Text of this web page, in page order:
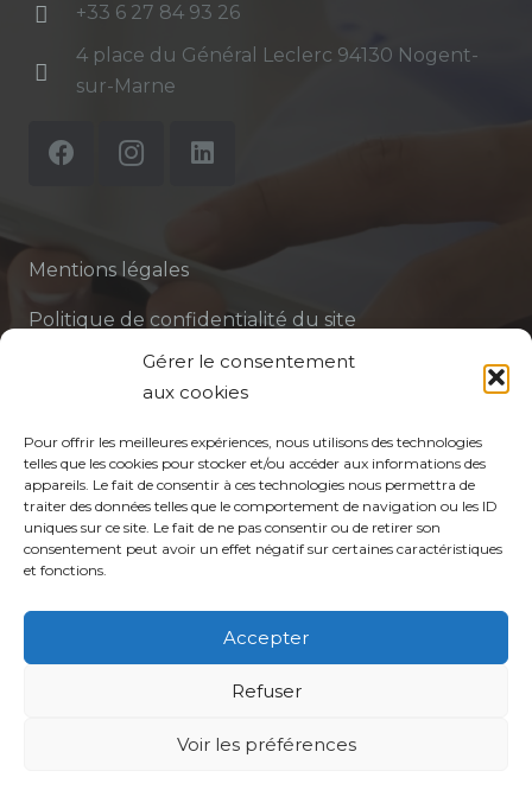
Gérer le consentement
aux cookies
Pour offrir les meilleures expériences, nous utilisons des technologies
telles que les cookies pour stocker et/ou accéder aux informations des
appareils. Le fait de consentir à ces technologies nous permettra de
traiter des données telles que le comportement de navigation ou les ID
uniques sur ce site. Le fait de ne pas consentir ou de retirer son
consentement peut avoir un effet négatif sur certaines caractéristiques
et fonctions.
Accepter
Refuser
Voir les préférences
+33 6 27 84 93 26
4 place du Général Leclerc 94130 Nogent-
sur-Marne
Mentions légales
Politique de confidentialité du site
Politique de protection des données de la CPTS
Votre CPTS
Professionnels de santé